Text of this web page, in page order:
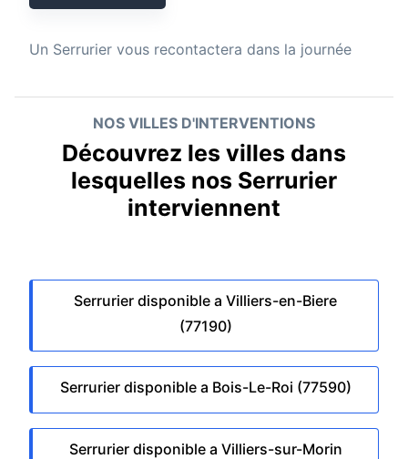
Un Serrurier vous recontactera dans la journée
NOS VILLES D'INTERVENTIONS
Découvrez les villes dans
lesquelles nos Serrurier
interviennent
Serrurier disponible a Villiers-en-Biere
(77190)
Serrurier disponible a Bois-Le-Roi (77590)
Serrurier disponible a Villiers-sur-Morin